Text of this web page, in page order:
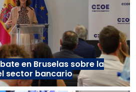
en Bruselas sobre la
sector bancario